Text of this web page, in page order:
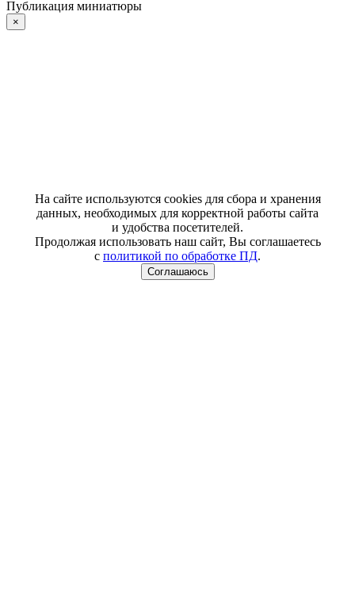
Публикация миниатюры
×
На сайте используются cookies для сбора и хранения
данных, необходимых для корректной работы сайта
и удобства посетителей.
Продолжая использовать наш сайт, Вы соглашаетесь
с политикой по обработке ПД.
Соглашаюсь